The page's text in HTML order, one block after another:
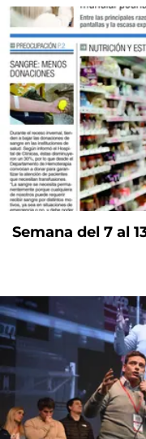
Semana del 7 al